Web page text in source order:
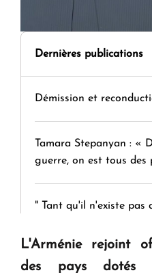
Dernières publications
Démission et
Tamara Stepanyan : «
guerre, on est tous des
" Tant qu'il n'existe pas
KASA : 30 ans
L'Arménie rejoint
des pays dotés